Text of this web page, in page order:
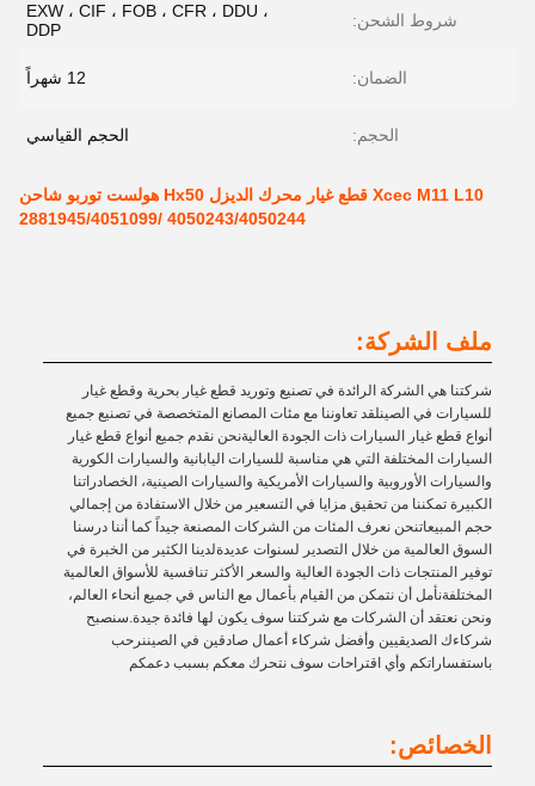
شروط الشحن:
EXW ، CIF ، FOB ، CFR ، DDU ،
DDP
الضمان: 12 شهراً
الحجم: الحجم القياسي
Xcec M11 L10 قطع غيار محرك الديزل Hx50 هولست توربو شاحن
4050243/4050244 /2881945/4051099
ملف الشركة:
شركتنا هي الشركة الرائدة في تصنيع وتوريد قطع غيار بحرية وقطع غيار
للسيارات في الصينلقد تعاوننا مع مئات المصانع المتخصصة في تصنيع جميع
أنواع قطع غيار السيارات ذات الجودة العاليةنحن نقدم جميع أنواع قطع غيار
السيارات المختلفة التي هي مناسبة للسيارات اليابانية والسيارات الكورية
والسيارات الأوروبية والسيارات الأمريكية والسيارات الصينية، الخصادراتنا
الكبيرة تمكننا من تحقيق مزايا في التسعير من خلال الاستفادة من إجمالي
حجم المبيعاتنحن نعرف المئات من الشركات المصنعة جيداً كما أننا درسنا
السوق العالمية من خلال التصدير لسنوات عديدةلدينا الكثير من الخبرة في
توفير المنتجات ذات الجودة العالية والسعر الأكثر تنافسية للأسواق العالمية
المختلفةنأمل أن نتمكن من القيام بأعمال مع الناس في جميع أنحاء العالم،
ونحن نعتقد أن الشركات مع شركتنا سوف يكون لها فائدة جيدة.سنصبح
شركاءك الصديقيين وأفضل شركاء أعمال صادقين في الصيننرحب
باستفساراتكم وأي اقتراحات سوف نتحرك معكم بسبب دعمكم
الخصائص: